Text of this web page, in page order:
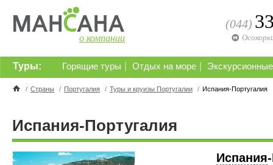
о компании
(044)
Горящие туры Отдых на море
Туры:
/ Страны / Португалия / Туры и круизы Португалии / Испания-Португалия
Испания-Португалия
Испания